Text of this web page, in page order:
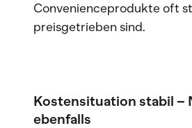
Convenienceprodukte oft
preisgetrieben sind.
Kostensituation stabil –
ebenfalls